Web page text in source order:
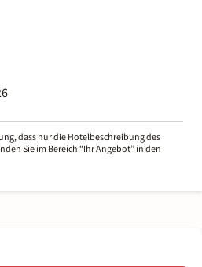
dass nur die Hotelbeschreibung des
Sie im Bereich “Ihr Angebot” in den